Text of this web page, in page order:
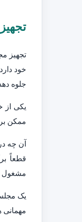
تجهیز
خود
جلوه
یکی از
ممکن
آن چه
قطعاً
مشغول
یک